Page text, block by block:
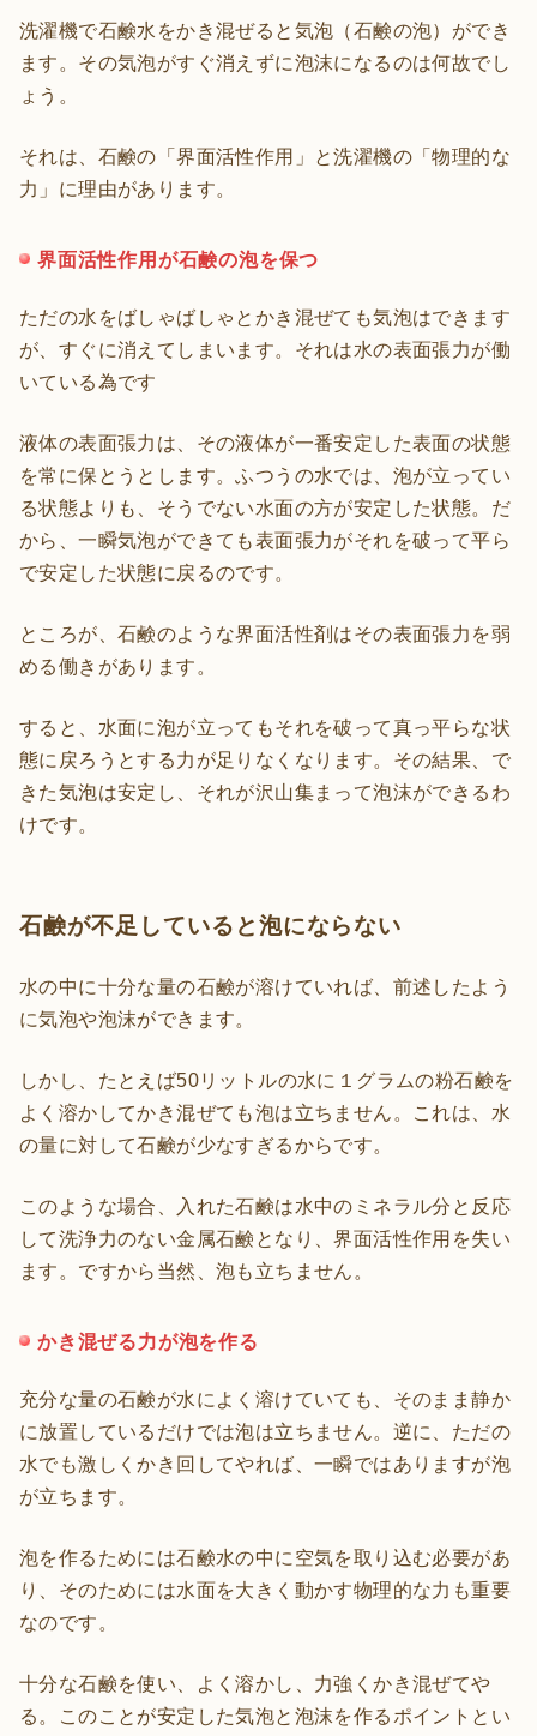
洗濯機で石鹸水をかき混ぜると気泡（石鹸の泡）ができ
ます。その気泡がすぐ消えずに泡沫になるのは何故でし
ょう。
それは、石鹸の「界面活性作用」と洗濯機の「物理的な
力」に理由があります。
界面活性作用が石鹸の泡を保つ
ただの水をばしゃばしゃとかき混ぜても気泡はできます
が、すぐに消えてしまいます。それは水の表面張力が働
いている為です
液体の表面張力は、その液体が一番安定した表面の状態
を常に保とうとします。ふつうの水では、泡が立ってい
る状態よりも、そうでない水面の方が安定した状態。だ
から、一瞬気泡ができても表面張力がそれを破って平ら
で安定した状態に戻るのです。
ところが、石鹸のような界面活性剤はその表面張力を弱
める働きがあります。
すると、水面に泡が立ってもそれを破って真っ平らな状
態に戻ろうとする力が足りなくなります。その結果、で
きた気泡は安定し、それが沢山集まって泡沫ができるわ
けです。
石鹸が不足していると泡にならない
水の中に十分な量の石鹸が溶けていれば、前述したよう
に気泡や泡沫ができます。
しかし、たとえば50リットルの水に１グラムの粉石鹸を
よく溶かしてかき混ぜても泡は立ちません。これは、水
の量に対して石鹸が少なすぎるからです。
このような場合、入れた石鹸は水中のミネラル分と反応
して洗浄力のない金属石鹸となり、界面活性作用を失い
ます。ですから当然、泡も立ちません。
かき混ぜる力が泡を作る
充分な量の石鹸が水によく溶けていても、そのまま静か
に放置しているだけでは泡は立ちません。逆に、ただの
水でも激しくかき回してやれば、一瞬ではありますが泡
が立ちます。
泡を作るためには石鹸水の中に空気を取り込む必要があ
り、そのためには水面を大きく動かす物理的な力も重要
なのです。
十分な石鹸を使い、よく溶かし、力強くかき混ぜてや
る。このことが安定した気泡と泡沫を作るポイントとい